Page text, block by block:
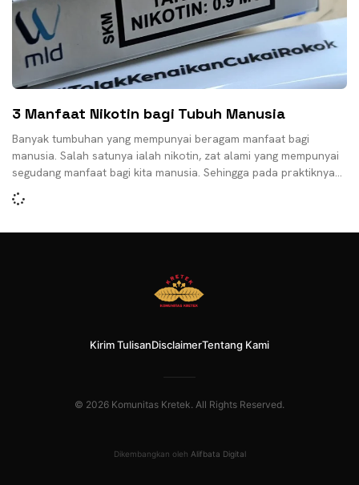
3 Manfaat Nikotin bagi Tubuh Manusia
Banyak tumbuhan yang mempunyai beragam manfaat bagi
manusia. Salah satunya ialah nikotin, zat alami yang mempunyai
segudang manfaat bagi kita manusia. Sehingga pada praktiknya,
banyak
Kirim TulisanDisclaimerTentang Kami
© 2026 Komunitas Kretek. All Rights Reserved.
Dikembangkan oleh Alifbata Digital